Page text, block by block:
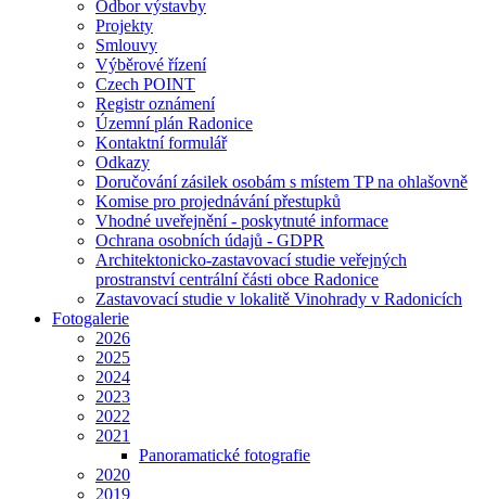
Odbor výstavby
Projekty
Smlouvy
Výběrové řízení
Czech POINT
Registr oznámení
Územní plán Radonice
Kontaktní formulář
Odkazy
Doručování zásilek osobám s místem TP na ohlašovně
Komise pro projednávání přestupků
Vhodné uveřejnění - poskytnuté informace
Ochrana osobních údajů - GDPR
Architektonicko-zastavovací studie veřejných
prostranství centrální části obce Radonice
Zastavovací studie v lokalitě Vinohrady v Radonicích
Fotogalerie
2026
2025
2024
2023
2022
2021
Panoramatické fotografie
2020
2019